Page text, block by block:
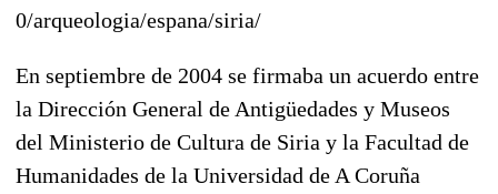
0/arqueologia/espana/siria/
En septiembre de 2004 se firmaba un acuerdo entre
la Dirección General de Antigüedades y Museos
del Ministerio de Cultura de Siria y la Facultad de
Humanidades de la Universidad de A Coruña